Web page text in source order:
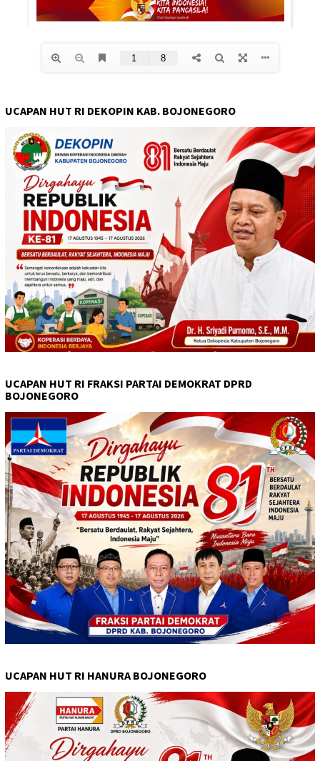
UCAPAN HUT RI DEKOPIN KAB. BOJONEGORO
UCAPAN HUT RI FRAKSI PARTAI DEMOKRAT DPRD
BOJONEGORO
UCAPAN HUT RI HANURA BOJONEGORO